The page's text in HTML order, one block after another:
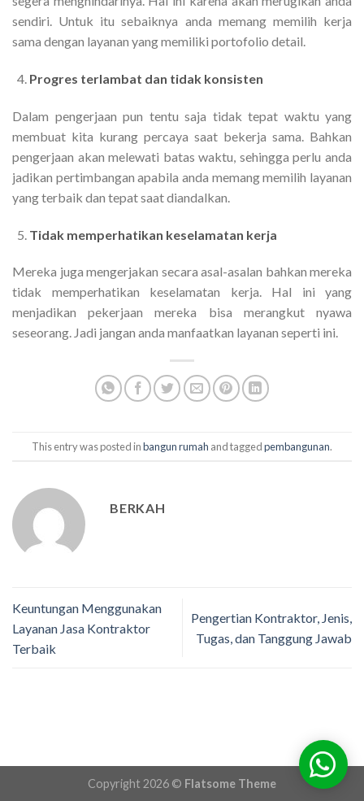
sendiri. Untuk itu sebaiknya anda memang memilih kerja
sama dengan layanan yang memiliki portofolio detail.
Progres terlambat dan tidak konsisten
Dalam pengerjaan pun tentu saja tidak tepat waktu yang
membuat kita kurang percaya saat bekerja sama. Bahkan
pengerjaan akan melewati batas waktu, sehingga perlu anda
jadikan pertimbangan apabila anda memang memilih layanan
yang terbaik dan tepat saat diandalkan.
Tidak memperhatikan keselamatan kerja
Mereka juga mengerjakan secara asal-asalan bahkan mereka
tidak memperhatikan keselamatan kerja. Hal ini yang
menjadikan pekerjaan mereka bisa merangkut nyawa
seseorang. Jadi jangan anda manfaatkan layanan seperti ini.
This entry was posted inbangun rumah and taggedpembangunan.
BERKAH
Keuntungan Menggunakan
Layanan Jasa Kontraktor
Terbaik
Pengertian Kontraktor, Jenis,
Tugas, dan Tanggung Jawab
Copyright 2026 © Flatsome Theme